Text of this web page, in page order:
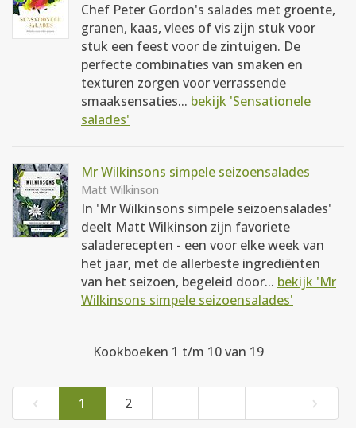
Chef Peter Gordon's salades met groente,
granen, kaas, vlees of vis zijn stuk voor
stuk een feest voor de zintuigen. De
perfecte combinaties van smaken en
texturen zorgen voor verrassende
smaaksensaties... bekijk 'Sensationele
salades'
Mr Wilkinsons simpele seizoensalades
Matt Wilkinson
In 'Mr Wilkinsons simpele seizoensalades'
deelt Matt Wilkinson zijn favoriete
saladerecepten - een voor elke week van
het jaar, met de allerbeste ingrediënten
van het seizoen, begeleid door... bekijk 'Mr
Wilkinsons simpele seizoensalades'
Kookboeken 1 t/m 10 van 19
‹ 1 2 ›